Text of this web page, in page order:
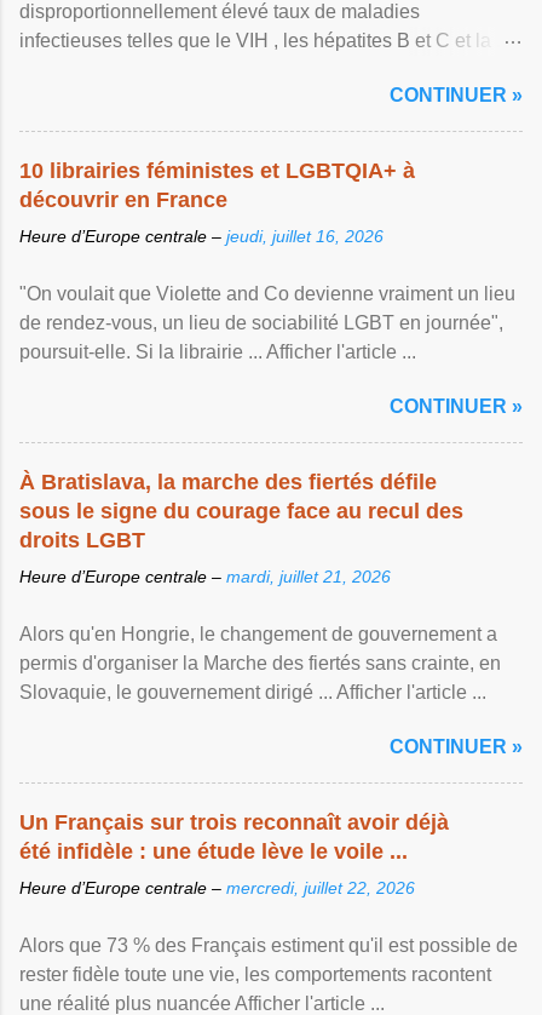
disproportionnellement élevé taux de maladies
infectieuses telles que le VIH , les hépatites B et C et la ...
CONTINUER »
10 librairies féministes et LGBTQIA+ à
découvrir en France
Heure d’Europe centrale – jeudi, juillet 16, 2026
"On voulait que Violette and Co devienne vraiment un lieu
de rendez-vous, un lieu de sociabilité LGBT en journée",
poursuit-elle. Si la librairie ... Afficher l'article ...
CONTINUER »
À Bratislava, la marche des fiertés défile
sous le signe du courage face au recul des
droits LGBT
Heure d’Europe centrale – mardi, juillet 21, 2026
Alors qu'en Hongrie, le changement de gouvernement a
permis d'organiser la Marche des fiertés sans crainte, en
Slovaquie, le gouvernement dirigé ... Afficher l'article ...
CONTINUER »
Un Français sur trois reconnaît avoir déjà
été infidèle : une étude lève le voile ...
Heure d’Europe centrale – mercredi, juillet 22, 2026
Alors que 73 % des Français estiment qu'il est possible de
rester fidèle toute une vie, les comportements racontent
une réalité plus nuancée Afficher l'article ...